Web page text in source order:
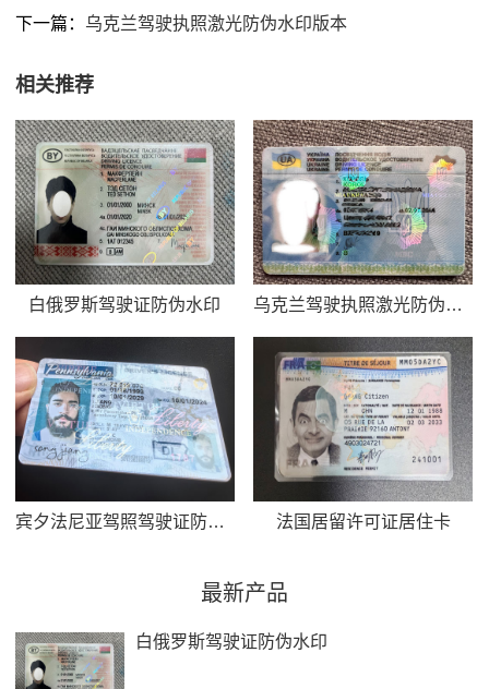
下一篇： 乌克兰驾驶执照激光防伪水印版本
相关推荐
白俄罗斯驾驶证防伪水印 乌克兰驾驶执照激光防伪水印版本
宾夕法尼亚驾照驾驶证防伪水印实物图 法国居留许可证居住卡
最新产品
白俄罗斯驾驶证防伪水印